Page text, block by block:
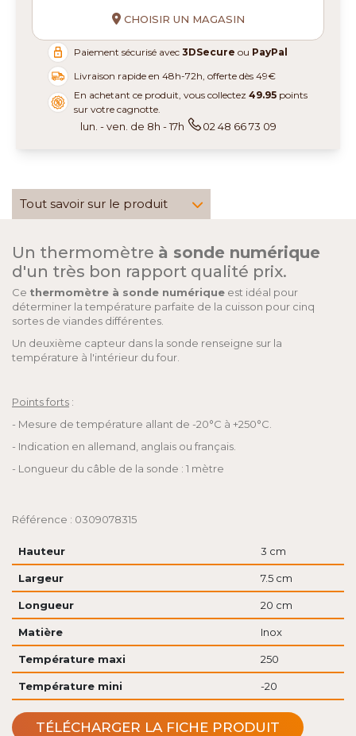
CHOISIR UN MAGASIN
Paiement sécurisé avec3DSecure ou PayPal
Livraison rapide en 48h-72h, offerte dès 49€
En achetant ce produit, vous collectez49.95 points
sur votre cagnotte.
lun. - ven. de 8h - 17h 02 48 66 73 09
Tout savoir sur le produit
Un thermomètre à sonde numérique
d'un très bon rapport qualité prix.
Ce thermomètre à sonde numérique est idéal pour
déterminer la température parfaite de la cuisson pour cinq
sortes de viandes différentes.
Un deuxième capteur dans la sonde renseigne sur la
température à l'intérieur du four.
Points forts :
- Mesure de température allant de -20°C à +250°C.
- Indication en allemand, anglais ou français.
- Longueur du câble de la sonde : 1 mètre
Référence : 0309078315
Hauteur 3 cm
Largeur 7.5 cm
Longueur 20 cm
Matière Inox
Température maxi 250
Température mini -20
TÉLÉCHARGER LA FICHE PRODUIT